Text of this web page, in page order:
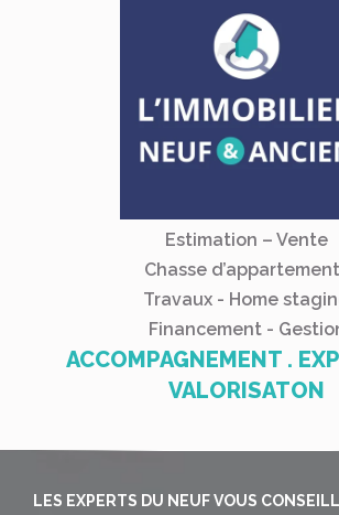
Estimation – Vente
Chasse
Travaux - Home
Financement -
ACCOMPAGNEMENT .
VALORISATON
LES EXPERTS DU NEUF VOUS